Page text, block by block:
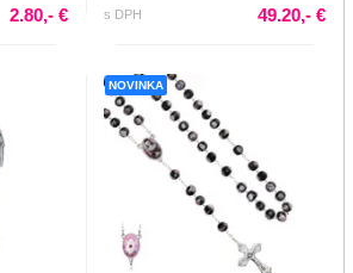
2.80,- €
s DPH
49.20,- €
NOVINKA